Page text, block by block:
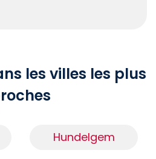
les villes les plus
Hundelgem